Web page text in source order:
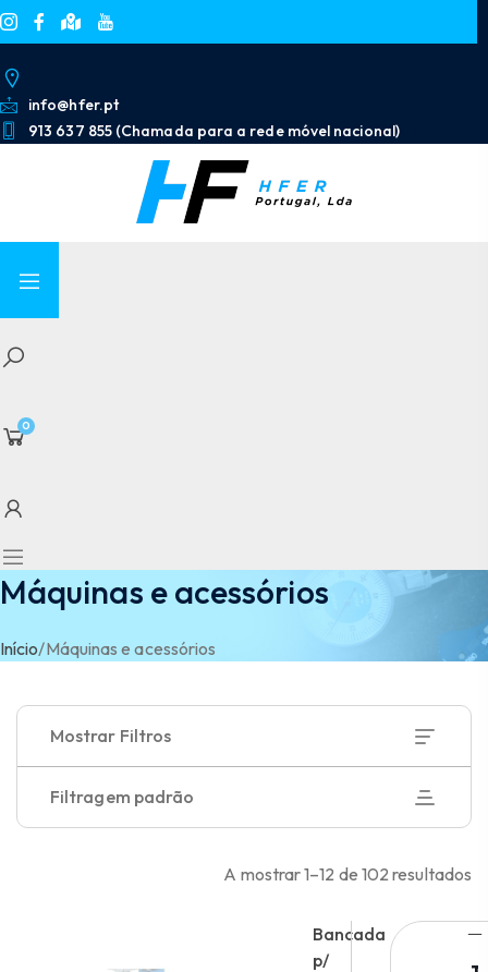
info@hfer.pt
913 637 855 (Chamada para a rede móvel nacional)
0
Máquinas e acessórios
Início/Máquinas e acessórios
Mostrar Filtros
Filtragem padrão
A mostrar 1–12 de 102 resultados
Bancada
p/